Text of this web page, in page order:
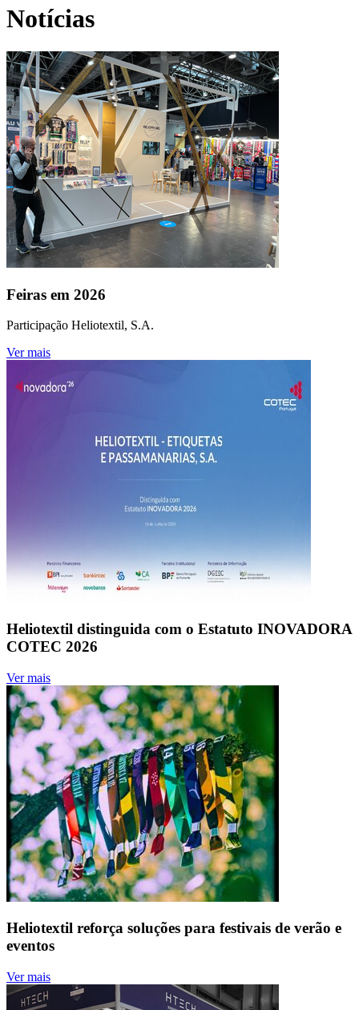
Notícias
Feiras em 2026
Participação Heliotextil, S.A.
Ver mais
Heliotextil distinguida com o Estatuto INOVADORA
COTEC 2026
Ver mais
Heliotextil reforça soluções para festivais de verão e
eventos
Ver mais